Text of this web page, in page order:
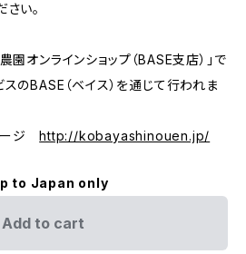
い。
園オンラインショップ（BASE支店）」で
のBASE（ベイス）を通じて行われま
ージhttp://kobayashinouen.jp/
to Japan only
Add to cart